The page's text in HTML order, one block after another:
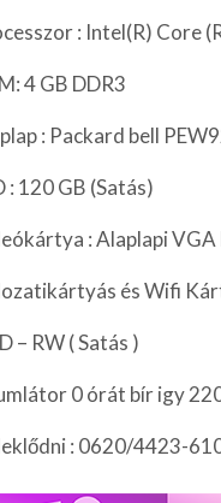
: Intel(R) Core
4 GB DDR3
: Packard bell
: 120 GB (Satás)
: Alaplapi
és Wifi
– RW ( Satás )
0 órát bír igy
: 0620/4423-